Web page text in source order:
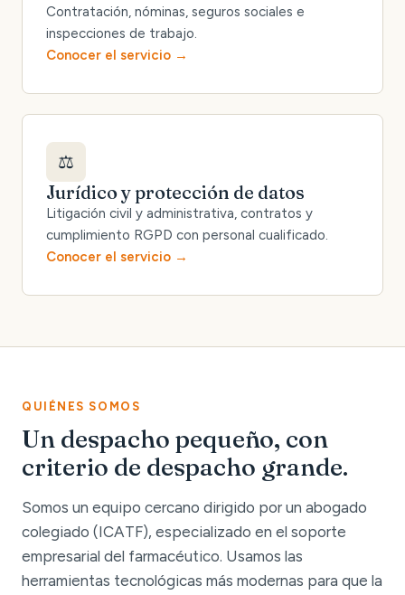
Contratación, nóminas, seguros sociales e
inspecciones de trabajo.
Conocer el servicio
⚖️
Jurídico y protección de datos
Litigación civil y administrativa, contratos y
cumplimiento RGPD con personal cualificado.
Conocer el servicio
QUIÉNES SOMOS
Un despacho pequeño, con
criterio de despacho grande.
Somos un equipo cercano dirigido por un abogado
colegiado (ICATF), especializado en el soporte
empresarial del farmacéutico. Usamos las
herramientas tecnológicas más modernas para que la